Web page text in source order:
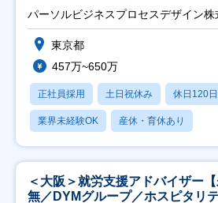
ト推進】
パーソルビジネスプロセスデザイン株
東京都
457万~650万
正社員採用 土日祝休み 休日120
業界未経験OK 産休・育休あり
＜大阪＞就労支援アドバイザー
無／DYMグループ／ホスピタリ